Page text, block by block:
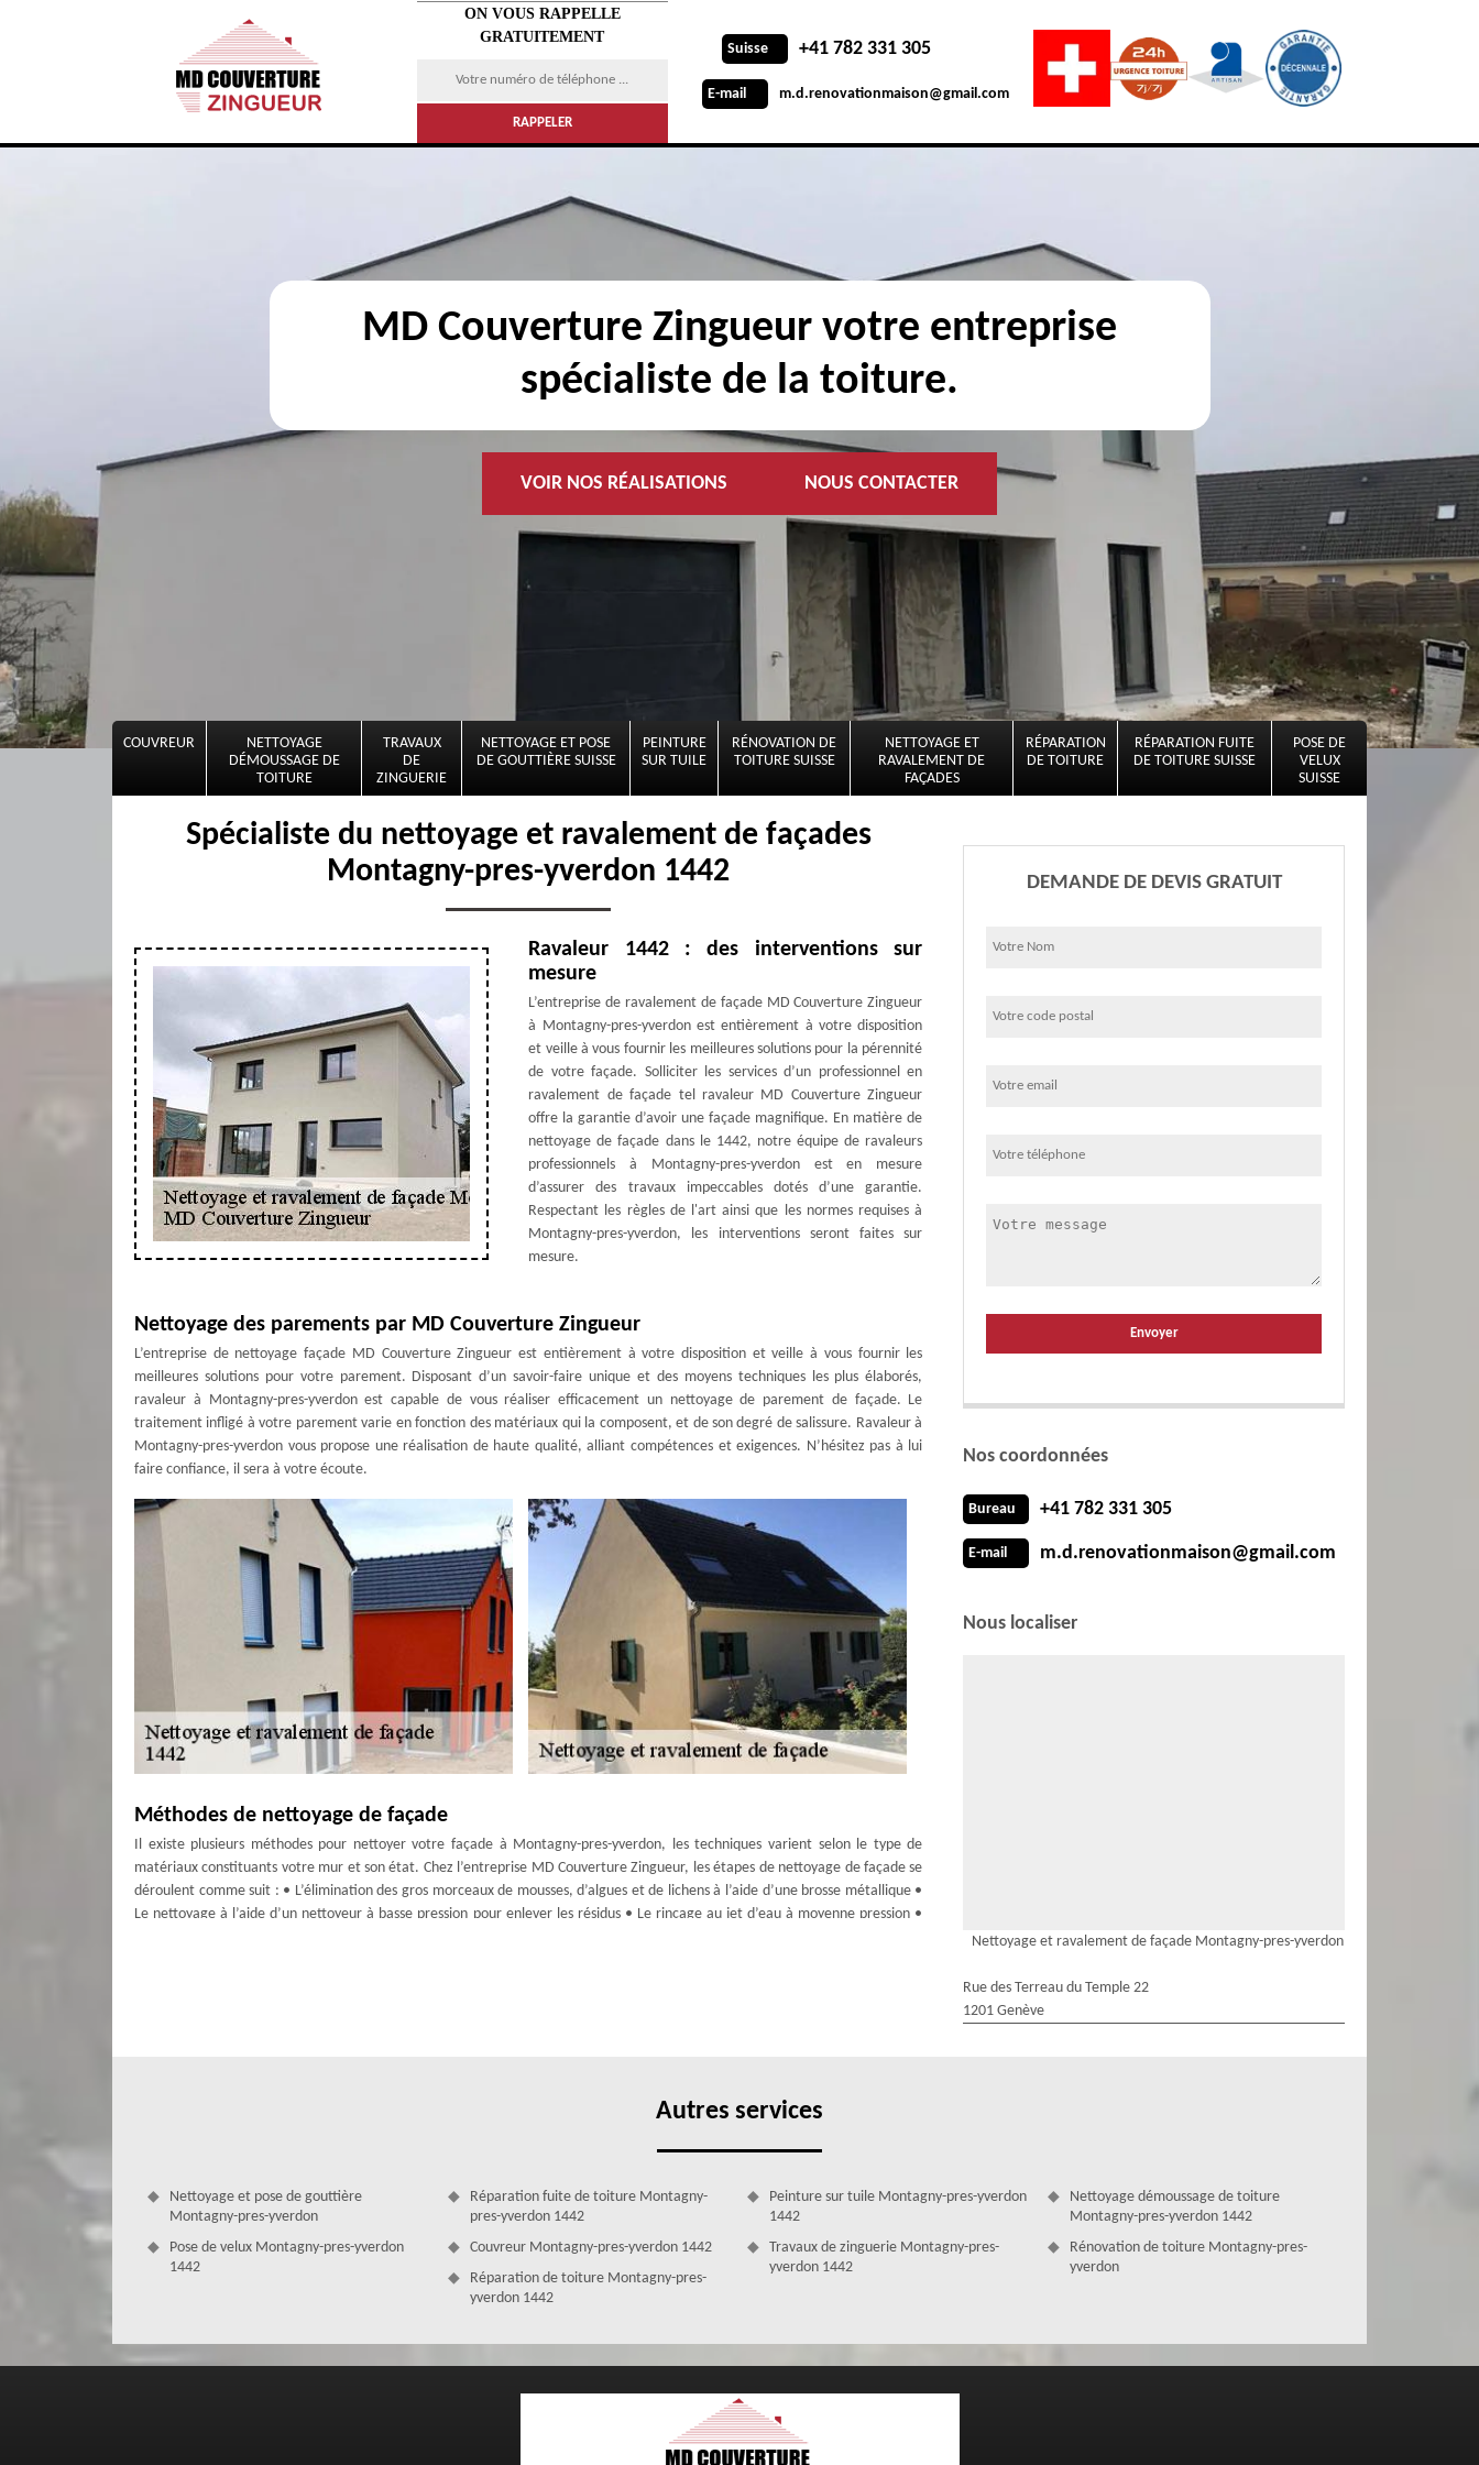
ON VOUS RAPPELLE
GRATUITEMENT
Suisse +41 782 331 305
E-mail m.d.renovationmaison@gmail.com
MD Couverture Zingueur votre entreprise
spécialiste de la toiture.
VOIR NOS RÉALISATIONS NOUS CONTACTER
COUVREUR
NETTOYAGE
DÉMOUSSAGE DE
TOITURE
TRAVAUX
DE
ZINGUERIE
NETTOYAGE ET POSE
DE GOUTTIÈRE SUISSE
PEINTURE
SUR TUILE
RÉNOVATION DE
TOITURE SUISSE
NETTOYAGE ET
RAVALEMENT DE
FAÇADES
RÉPARATION
DE TOITURE
RÉPARATION FUITE
DE TOITURE SUISSE
POSE DE
VELUX
SUISSE
Spécialiste du nettoyage et ravalement de façades
Montagny-pres-yverdon 1442
Ravaleur 1442 : des interventions sur
mesure
L’entreprise de ravalement de façade MD Couverture Zingueur
à Montagny-pres-yverdon est entièrement à votre disposition
et veille à vous fournir les meilleures solutions pour la pérennité
de votre façade. Solliciter les services d’un professionnel en
ravalement de façade tel ravaleur MD Couverture Zingueur
offre la garantie d’avoir une façade magnifique. En matière de
nettoyage de façade dans le 1442, notre équipe de ravaleurs
professionnels à Montagny-pres-yverdon est en mesure
d’assurer des travaux impeccables dotés d’une garantie.
Respectant les règles de l'art ainsi que les normes requises à
Montagny-pres-yverdon, les interventions seront faites sur
mesure.
Nettoyage des parements par MD Couverture Zingueur
L’entreprise de nettoyage façade MD Couverture Zingueur est entièrement à votre disposition et veille à vous fournir les
meilleures solutions pour votre parement. Disposant d’un savoir-faire unique et des moyens techniques les plus élaborés,
ravaleur à Montagny-pres-yverdon est capable de vous réaliser efficacement un nettoyage de parement de façade. Le
traitement infligé à votre parement varie en fonction des matériaux qui la composent, et de son degré de salissure. Ravaleur à
Montagny-pres-yverdon vous propose une réalisation de haute qualité, alliant compétences et exigences. N’hésitez pas à lui
faire confiance, il sera à votre écoute.
Méthodes de nettoyage de façade
Il existe plusieurs méthodes pour nettoyer votre façade à Montagny-pres-yverdon, les techniques varient selon le type de
matériaux constituants votre mur et son état. Chez l’entreprise MD Couverture Zingueur, les étapes de nettoyage de façade se
déroulent comme suit : • L’élimination des gros morceaux de mousses, d’algues et de lichens à l’aide d’une brosse métallique •
Le nettoyage à l’aide d’un nettoyeur à basse pression pour enlever les résidus • Le rinçage au jet d’eau à moyenne pression •
multidisciplinaires, l’entreprise de ravalement de façade à Montagny-pres-yverdon peut intervenir efficacement dans vos
DEMANDE DE DEVIS GRATUIT
Nos coordonnées
Bureau +41 782 331 305
E-mail m.d.renovationmaison@gmail.com
Nous localiser
Nettoyage et ravalement de façade Montagny-pres-yverdon
Rue des Terreau du Temple 22
1201 Genève
Autres services
Nettoyage et pose de gouttière
Montagny-pres-yverdon
Pose de velux Montagny-pres-yverdon
1442
Réparation fuite de toiture Montagny-
pres-yverdon 1442
Couvreur Montagny-pres-yverdon 1442
Réparation de toiture Montagny-pres-
yverdon 1442
Peinture sur tuile Montagny-pres-yverdon
1442
Travaux de zinguerie Montagny-pres-
yverdon 1442
Nettoyage démoussage de toiture
Montagny-pres-yverdon 1442
Rénovation de toiture Montagny-pres-
yverdon